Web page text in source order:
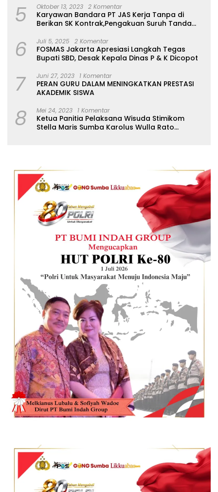
5 Oktober 13, 2023 2 Komentar
Karyawan Bandara PT JAS Kerja Tanpa di
Berikan SK Kontrak,Pengakuan Suruh Tanda
6 Juli 5, 2025 2 Komentar
FOSMAS Jakarta Apresiasi Langkah Tegas
Bupati SBD, Desak Kepala Dinas P & K Dicopot
7 Juni 27, 2023 1 Komentar
PERAN GURU DALAM MENINGKATKAN PRESTASI
AKADEMIK SISWA
8 Mei 24, 2023 1 Komentar
Ketua Panitia Pelaksana Wisuda Stimikom
Stella Maris Sumba Karolus Wulla Rato